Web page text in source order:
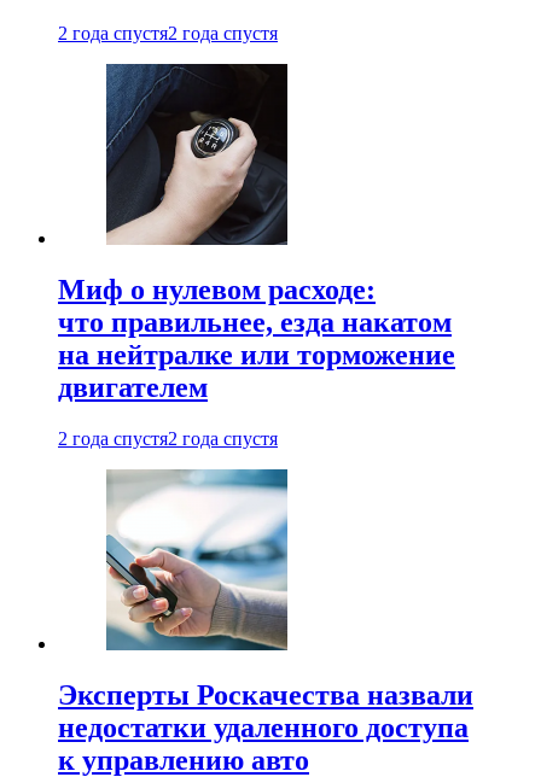
2 года спустя2 года спустя
Миф о нулевом расходе:
что правильнее, езда накатом
на нейтралке или торможение
двигателем
2 года спустя2 года спустя
Эксперты Роскачества назвали
недостатки удаленного доступа
к управлению авто